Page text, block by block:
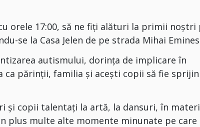
orele 17:00, să ne fiți alături la primii noștri
se la Casa Jelen de pe strada Mihai
autismului, dorința de implicare în
părinții, familia și acești copii să fie
și copii talentați la artă, la dansuri, în
plus multe alte momente minunate pe care